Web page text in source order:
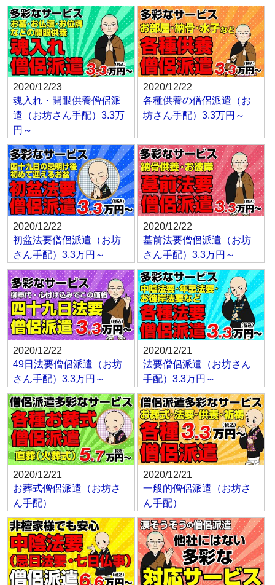
2020/12/23
魂入れ・開眼供養僧侶派
遣（お坊さん手配）3.3万
円～
2020/12/22
各種供養の僧侶派遣（お
坊さん手配）3.3万円～
2020/12/22
初盆法要僧侶派遣（お坊
さん手配）3.3万円～
2020/12/22
墓前法要僧侶派遣（お坊
さん手配）3.3万円～
2020/12/22
49日法要僧侶派遣（お坊
さん手配）3.3万円～
2020/12/21
法要僧侶派遣（お坊さん
手配）3.3万円～
2020/12/21
お葬式僧侶派遣（お坊さ
ん手配）
2020/12/21
一般的僧侶派遣（お坊さ
ん手配）